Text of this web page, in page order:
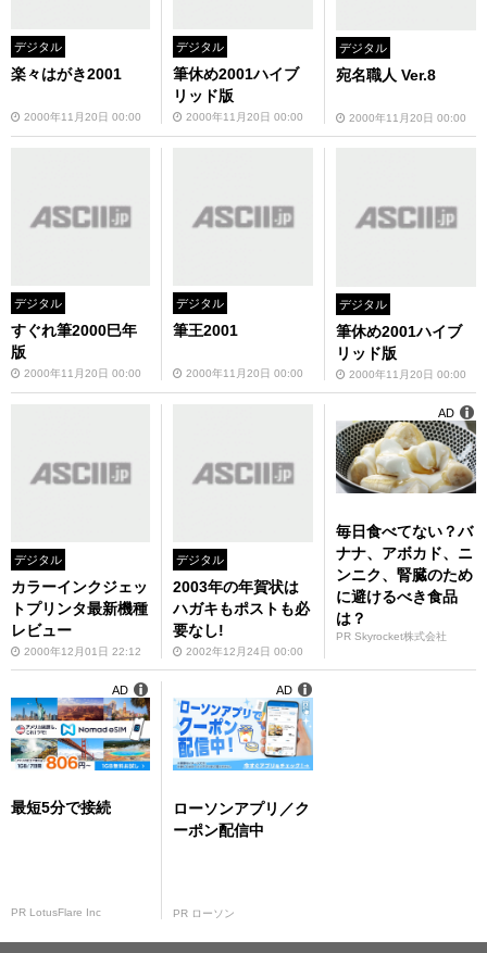
デジタル
楽々はがき2001
2000年11月20日 00:00
デジタル
筆休め2001ハイブ
リッド版
2000年11月20日 00:00
デジタル
宛名職人 Ver.8
2000年11月20日 00:00
デジタル
すぐれ筆2000巳年
版
2000年11月20日 00:00
デジタル
筆王2001
2000年11月20日 00:00
デジタル
筆休め2001ハイブ
リッド版
2000年11月20日 00:00
デジタル
カラーインクジェッ
トプリンタ最新機種
レビュー
2000年12月01日 22:12
デジタル
2003年の年賀状は
ハガキもポストも必
要なし!
2002年12月24日 00:00
毎日食べてない？バ
ナナ、アボカド、ニ
ンニク、腎臓のため
に避けるべき食品
は？
PR Skyrocket株式会社
AD
最短5分で接続
PR LotusFlare Inc
AD
ローソンアプリ／ク
ーポン配信中
PR ローソン
AD